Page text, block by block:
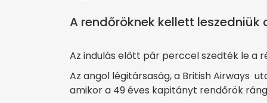
A rendőröknek kellett
Az indulás előtt pár perccel szedték le a
Az angol légitársaság, a British Airways
amikor a 49 éves kapitányt rendőrök